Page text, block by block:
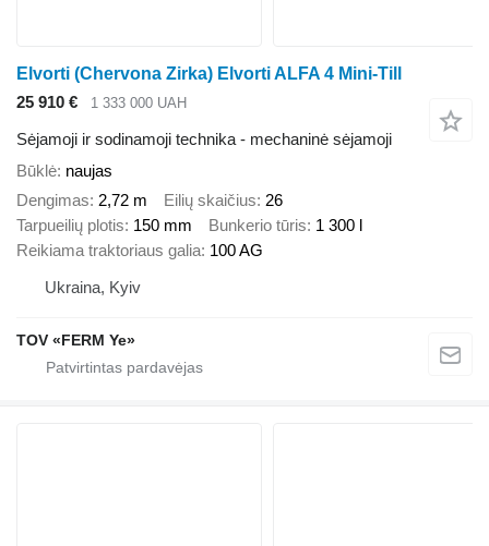
Elvorti (Chervona Zirka) Elvorti ALFA 4 Mini-Till
25 910 €
1 333 000 UAH
Sėjamoji ir sodinamoji technika - mechaninė sėjamoji
Būklė naujas
Dengimas 2,72 m Eilių skaičius 26
Tarpueilių plotis 150 mm Bunkerio tūris 1 300 l
Reikiama traktoriaus galia 100 AG
Ukraina, Kyiv
TOV «FERM Ye»